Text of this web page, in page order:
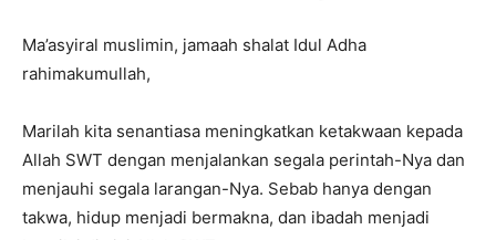
Ma’asyiral muslimin, jamaah shalat Idul Adha
rahimakumullah,
Marilah kita senantiasa meningkatkan ketakwaan kepada
Allah SWT dengan menjalankan segala perintah-Nya dan
menjauhi segala larangan-Nya. Sebab hanya dengan
takwa, hidup menjadi bermakna, dan ibadah menjadi